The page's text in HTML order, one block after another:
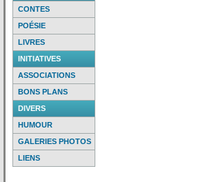
CONTES
POÉSIE
LIVRES
INITIATIVES
ASSOCIATIONS
BONS PLANS
DIVERS
HUMOUR
GALERIES PHOTOS
LIENS